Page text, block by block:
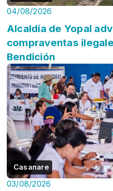
04/08/2026
Alcaldía de Yopal
compraventas
Bendición
Casanare
03/08/2026